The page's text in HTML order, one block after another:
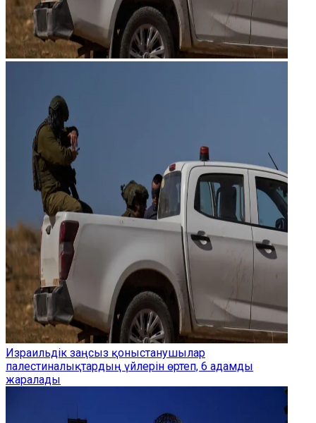
Израильдік заңсыз қоныстанушылар
палестиналықтардың үйлерін өртеп, 6 адамды
жаралады